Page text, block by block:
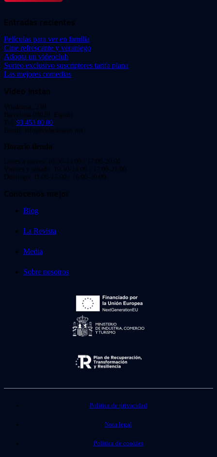
Entradas recientes
Películas para ver en familia
Cine refrescante y veraniego
Adopta un videoclub
Sorteo exclusivo suscriptores tarifa plana
Las mejores comedias
Video Instan
Viladomat, 239
Barcelona 08029. España.
Tel: 93 453 00 00
Email: info@videoinstan.net
Horario tienda
Lunes a jueves: 10:30-14:00 / 17:00-20:00
Viernes y sábado: 10:30-14:00 / 17:00-21:00
Domingo: 11:00-15:00 / 16:00-20:00
Conócenos mejor
Blog
La Revista
Media
Sobre nosotros
Política de privacidad
Nota legal
Política de cookies